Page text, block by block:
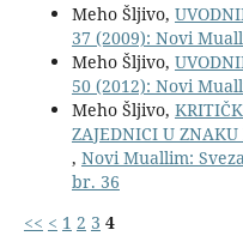
Meho Šljivo,
37 (2009): Novi
Meho Šljivo,
50 (2012): Novi
Meho Šljivo,
ZAJEDNICI U
, Novi Muallim:
br. 36
<< < 1 2 3 4